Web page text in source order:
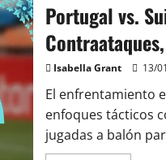
Flujo
del
críticos,
Portugal vs.
Isabella Grant 13/
El enfrentamiento
enfoques tácticos
jugadas a balón